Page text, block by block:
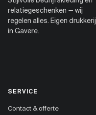
relatiegeschenken — wij
regelen alles. Eigen drukkerij
in Gavere.
SERVICE
Contact & offerte